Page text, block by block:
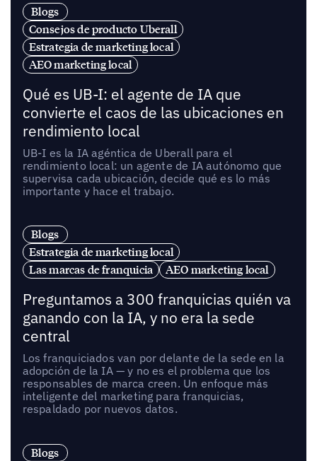
Blogs
Consejos de producto Uberall
Estrategia de marketing local
AEO marketing local
Qué es UB-I: el agente de IA que
convierte el caos de las ubicaciones en
rendimiento local
UB-I es la IA agéntica de Uberall para el
rendimiento local: un agente de IA autónomo que
supervisa cada ubicación, decide qué es lo más
importante y hace el trabajo.
Blogs
Estrategia de marketing local
Las marcas de franquicia
AEO marketing local
Preguntamos a 300 franquicias quién va
ganando con la IA, y no era la sede
central
Los franquiciados van por delante de la sede en la
adopción de la IA — y no es el problema que los
responsables de marca creen. Un enfoque más
inteligente del marketing para franquicias,
respaldado por nuevos datos.
Blogs